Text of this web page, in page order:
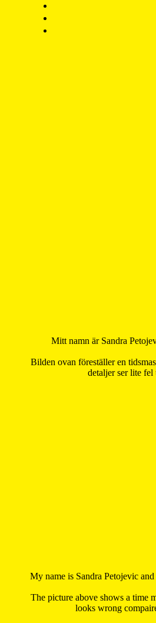
Mitt namn är Sandra
Bilden ovan föreställer en
detaljer ser lite
My name is Sandra Petojevic
The picture above shows a time
looks wrong